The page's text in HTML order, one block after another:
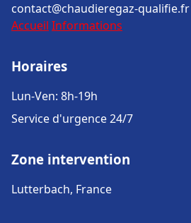
contact@chaudieregaz-qualifie.fr
Accueil Informations
Horaires
Lun-Ven: 8h-19h
Service d'urgence 24/7
Zone intervention
Lutterbach, France